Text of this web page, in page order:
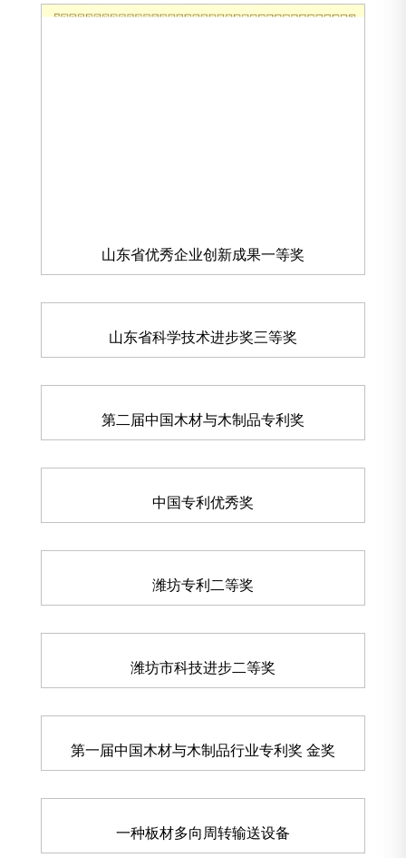
山东省优秀企业创新成果一等奖
山东省科学技术进步奖三等奖
第二届中国木材与木制品专利奖
中国专利优秀奖
潍坊专利二等奖
潍坊市科技进步二等奖
第一届中国木材与木制品行业专利奖 金奖
一种板材多向周转输送设备